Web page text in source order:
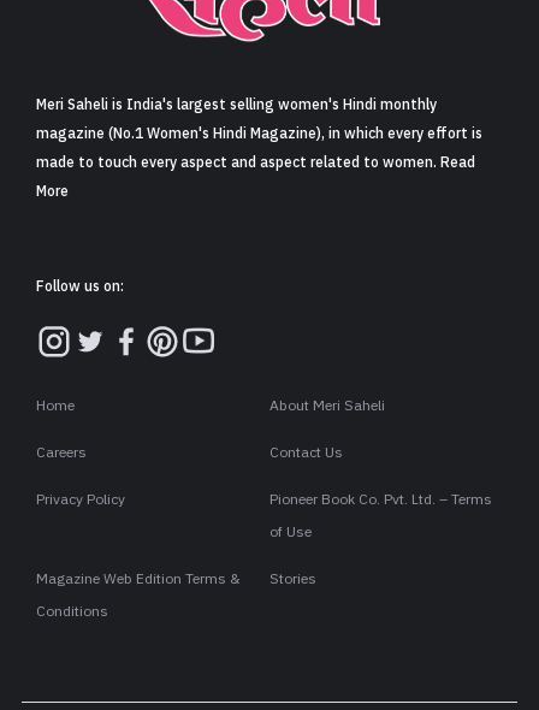
5 min read 0 Claps
नीम में एंटी-बैक्टीरियल, एंटी-फंगल व
डिटॉक्सिफाइंग गुण पाए जाते हैं. नीम के पत्ते,
प्राकृतिक रूप से डिटॉक्स करते हैं. यह घाव
भरने, चर्म रोगों के उपचार, लिवर से लेकर
* सर्दी-जुकाम, खांसी, अस्थमा जैसी समस्याओं में नीम के पत्तों का काढ़ा लेना